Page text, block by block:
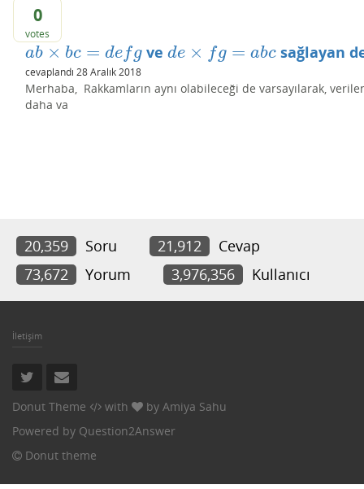
0
votes
ab × bc = defg
ab×b c=d efg vede × fg = abc
de×fg =ab c sağlayan
cevaplandı 28 Aralık 2018
Merhaba, Rakkamların aynı olabileceği de varsayılarak,
daha va
20,359 Soru 21,912
Cevap
73,672
Yorum 3,976,356 Kullanıcı
İletişim
Donut Theme with by Amiya Sahu
Powered by Question2Answer
Donut theme